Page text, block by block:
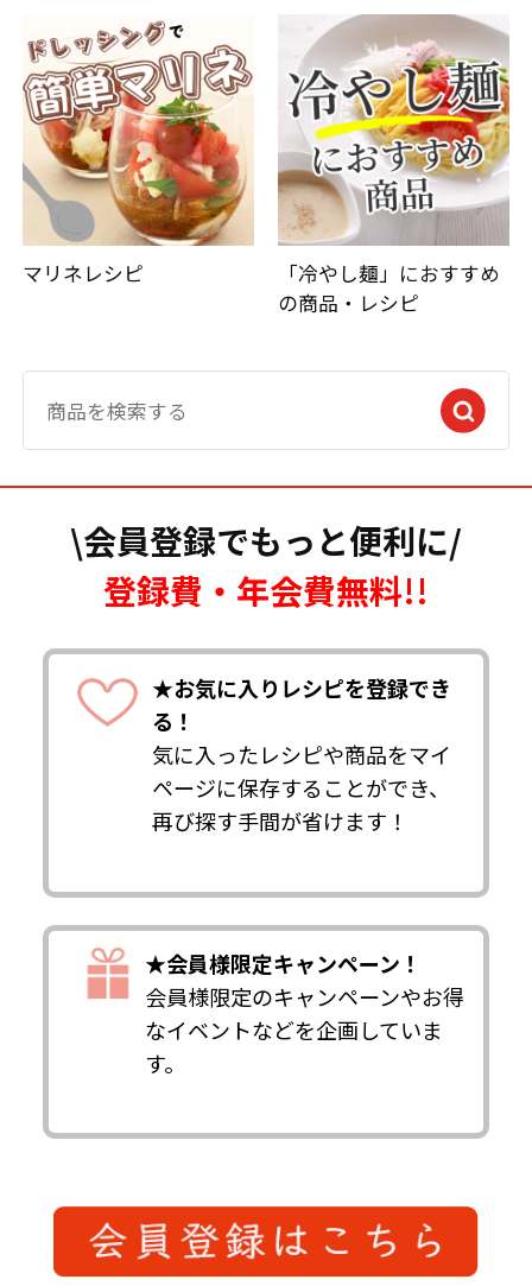
マリネレシピ
「冷やし麺」におすすめ
の商品・レシピ
\会員登録でもっと便利に/
登録費・年会費無料!!
★お気に入りレシピを登録でき
る！
気に入ったレシピや商品をマイ
ページに保存することができ、
再び探す手間が省けます！
★会員様限定キャンペーン！
会員様限定のキャンペーンやお得
なイベントなどを企画していま
す。